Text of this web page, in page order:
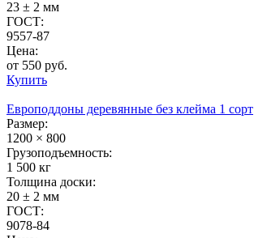
23 ± 2 мм
ГОСТ:
9557-87
Цена:
от 550 руб.
Купить
Европоддоны деревянные без клейма 1 сорт
Размер:
1200 × 800
Грузоподъемность:
1 500 кг
Толщина доски:
20 ± 2 мм
ГОСТ:
9078-84